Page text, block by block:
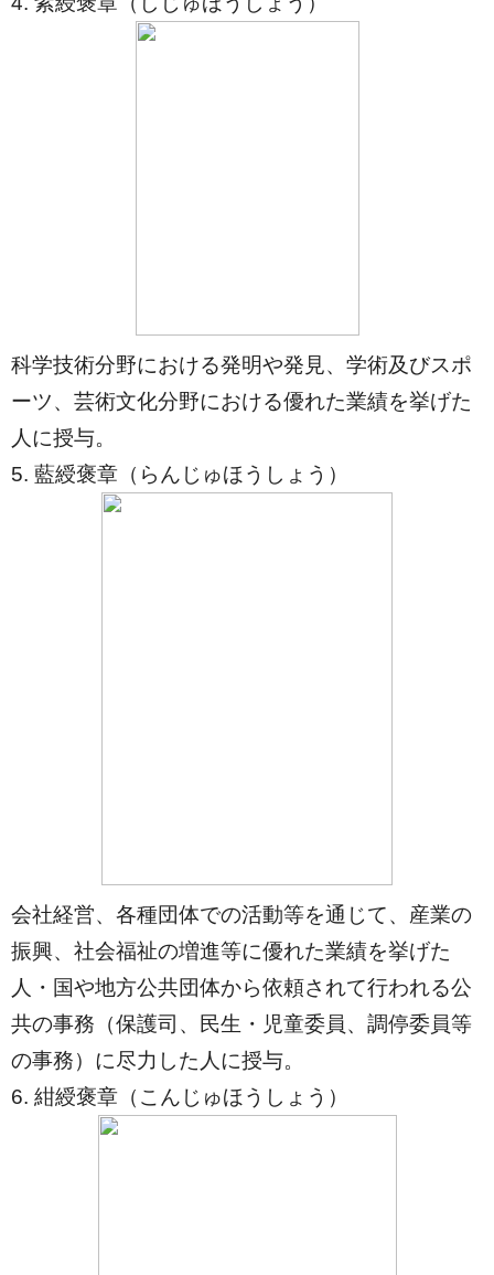
科学技術分野における発明や発見、学術及びスポ
ーツ、芸術文化分野における優れた業績を挙げた
人に授与。
5. 藍綬褒章（らんじゅほうしょう）
会社経営、各種団体での活動等を通じて、産業の
振興、社会福祉の増進等に優れた業績を挙げた
人・国や地方公共団体から依頼されて行われる公
共の事務（保護司、民生・児童委員、調停委員等
の事務）に尽力した人に授与。
6. 紺綬褒章（こんじゅほうしょう）